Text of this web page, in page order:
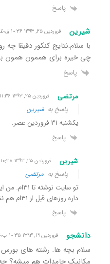
پاسخ
شیرین فروردین ۲۵, ۱۳۹۳ ۱۰:۳۶ ق٫ظ
با سلام.نتایج کنکور دقیقا چه
چی خیره برای هممون همون
پاسخ
مرتضی فروردین ۲۵, ۱۳۹۳ ۱۱:۳۶ ق٫ظ
پاسخ بهشیرین
یکشنبه ۳۱ فروردین عصر.
پاسخ
شیرین فروردین ۲۵, ۱۳۹۳ ۱۰:۳۸ ب٫ظ
پاسخ به مرتضی
تو سایت
داره روزهای قبل از ۳۱ام هم نتایج اعلام بشه
پاسخ
دانشجو فروردین ۱۹, ۱۳۹۳ ۱۰:۳۵ ب٫ظ
سلام بچه ها. رشته های
مکانیک جامدات هم میشه؟ چه